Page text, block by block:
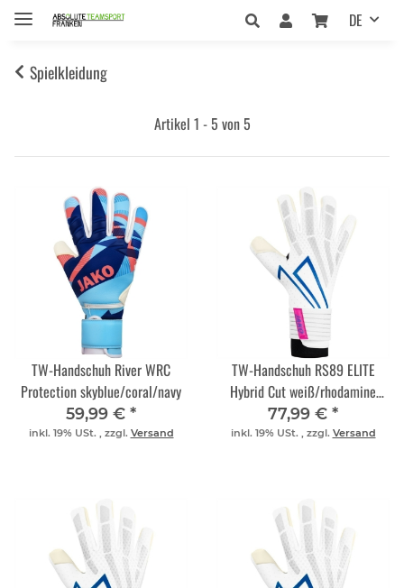
DE
Spielkleidung
Artikel 1 - 5 von 5
TW-Handschuh River WRC
Protection skyblue/coral/navy
59,99 € *
inkl. 19% USt. , zzgl. Versand
TW-Handschuh RS89 ELITE
Hybrid Cut weiß/rhodamine
rot/blau
77,99 € *
inkl. 19% USt. , zzgl. Versand